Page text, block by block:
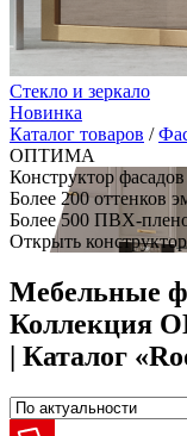
Стекло и зеркало
Новинка
Каталог товаров /
ОПТИМА
Конструктор
Более 200 оттенков
Более 500 ПВХ-
Открыть конструктор
Мебельные
Коллекция
| Каталог